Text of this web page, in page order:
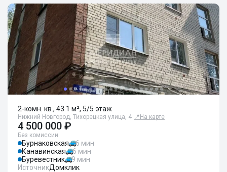
2-комн. кв., 43.1 м², 5/5 этаж
Нижний Новгород, Тихорецкая улица, 4 📍 На карте
4 500 000 ₽
Без комиссии
Бурнаковская
6 мин
Канавинская
6 мин
Буревестник
9 мин
ИсточникДомклик